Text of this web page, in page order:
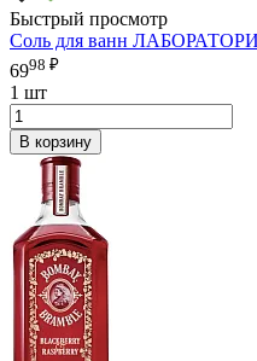
Быстрый просмотр
Соль для ванн
6998 ₽
1 шт
В корзину